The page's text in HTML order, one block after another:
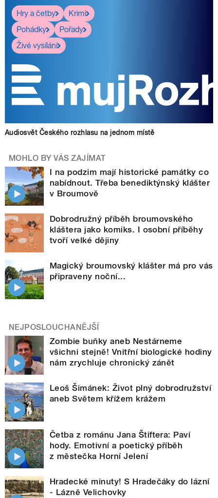
Hry a četby
Krimi
Pohádky
Pořady
Živé vysílání
Audiosvět Českého rozhlasu na jednom místě
MOHLO BY VÁS ZAJÍMAT
I na podzim mají historické památky co
nabídnout. Třeba benediktýnský klášter
v Broumově
Dobrodružný příběh broumovského
kláštera jako komiks. I osobní příběhy
tvoří velké dějiny
Magický broumovský klášter má pro vás
připraveny noční...
NEJPOSLOUCHANĚJŠÍ
Zombie buňky aneb Nestárneme
všichni stejně! Vnitřní biologické hodiny
nám zrychluje chronický zánět
Leoš Šimánek: Život plný dobrodružství
aneb Světem křížem krážem
Četba z románu Jana Štiftera: Paví
hody. Emotivní a poetický příběh
z městečka Horní Jelení
Hradecké minuty! S Hradečáky do lázní
- Lázně Velichovky